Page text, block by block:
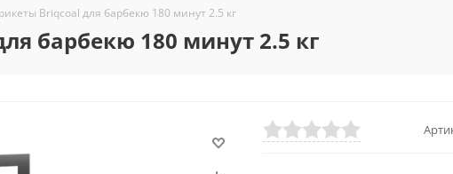
Briqcoal для барбекю 180 минут 2.5 кг
барбекю 180 минут 2.5 кг